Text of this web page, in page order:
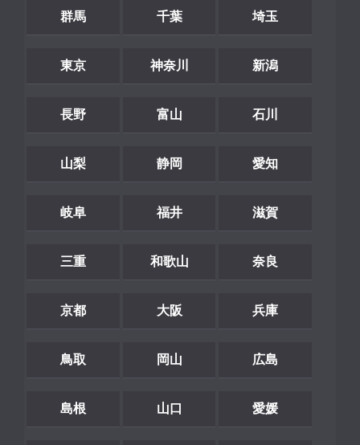
群馬 千葉 埼玉
東京 神奈川 新潟
長野 富山 石川
山梨 静岡 愛知
岐阜 福井 滋賀
三重 和歌山 奈良
京都 大阪 兵庫
鳥取 岡山 広島
島根 山口 愛媛